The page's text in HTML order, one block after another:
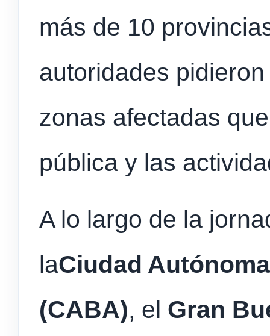
más de 10
autoridades
zonas afectadas
pública y las
A lo largo de la
laCiudad
(CABA), el Gran